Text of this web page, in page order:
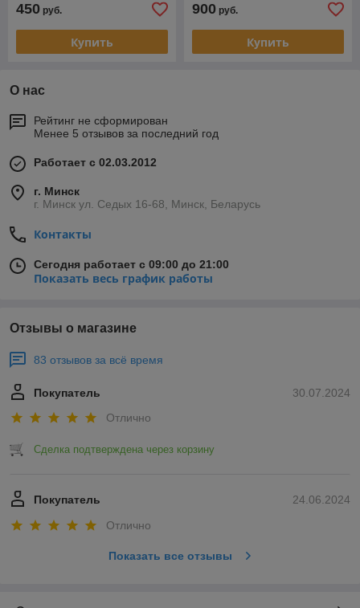
450 руб.
Купить
900 руб.
Купить
О нас
Рейтинг не сформирован
Менее 5 отзывов за последний год
Работает с 02.03.2012
г. Минск
г. Минск ул. Седых 16-68, Минск, Беларусь
Контакты
Сегодня работает с 09:00 до 21:00
Показать весь график работы
Отзывы о магазине
83 отзывов за всё время
30.07.2024
Покупатель
Отлично
Сделка подтверждена через корзину
24.06.2024
Покупатель
Отлично
Показать все отзывы